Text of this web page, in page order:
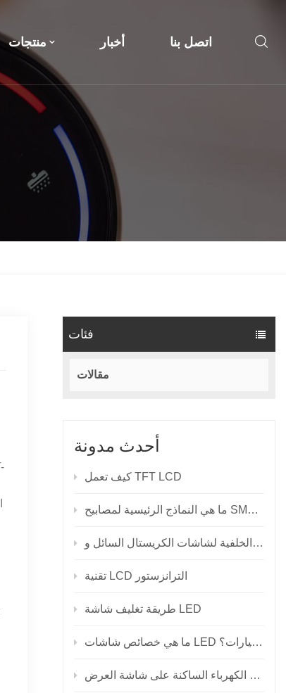
منتجات أخبار اتصل بنا
فئات
مقالات
أحدث مدونة
كيف تعمل TFT LCD
تقنية LCD الترانزستور
طريقة تغليف شاشة LED
ما هي خصائص شاشات LED للسيارات؟